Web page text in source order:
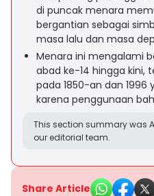
di puncak menara
bergantian sebagai
masa lalu dan masa
Menara ini mengalami
abad ke-14 hingga kini,
pada 1850-an dan
karena penggunaan
This section summary was
our editorial team.
Share Article